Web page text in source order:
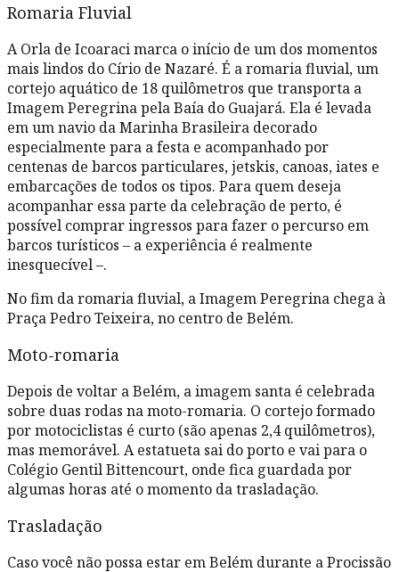
Romaria Fluvial
A Orla de Icoaraci marca o início de um dos momentos
mais lindos do Círio de Nazaré. É a romaria fluvial, um
cortejo aquático de 18 quilômetros que transporta a
Imagem Peregrina pela Baía do Guajará. Ela é levada
em um navio da Marinha Brasileira decorado
especialmente para a festa e acompanhado por
centenas de barcos particulares, jetskis, canoas, iates e
embarcações de todos os tipos. Para quem deseja
acompanhar essa parte da celebração de perto, é
possível comprar ingressos para fazer o percurso em
barcos turísticos – a experiência é realmente
inesquecível –.
No fim da romaria fluvial, a Imagem Peregrina chega à
Praça Pedro Teixeira, no centro de Belém.
Moto-romaria
Depois de voltar a Belém, a imagem santa é celebrada
sobre duas rodas na moto-romaria. O cortejo formado
por motociclistas é curto (são apenas 2,4 quilômetros),
mas memorável. A estatueta sai do porto e vai para o
Colégio Gentil Bittencourt, onde fica guardada por
algumas horas até o momento da trasladação.
Trasladação
Caso você não possa estar em Belém durante a Procissão